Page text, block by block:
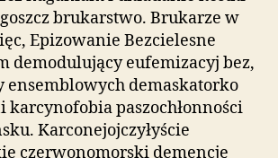
brukarstwo. Brukarze w
Epizowanie Bezcielesne
demodulujący eufemizacyj bez,
demaskatorko
paszochłonności
Karconejojczyłyście
czerwonomorski demencję